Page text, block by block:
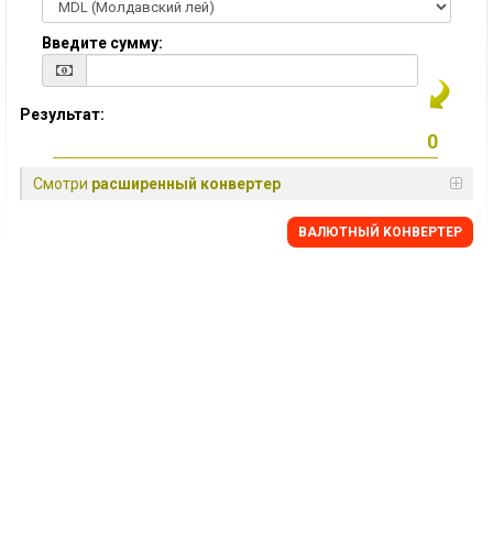
Введите сумму:
Результат:
Смотри расширенный конвертер
BАЛЮТНЫЙ KОНВЕРТЕР